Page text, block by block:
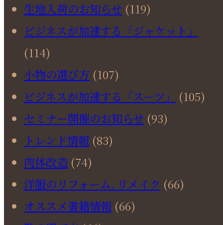
生地入荷のお知らせ (119)
ビジネスが加速する「ジャケット」
(114)
小物の選び方 (107)
ビジネスが加速する「スーツ」
(105)
セミナー開催のお知らせ (93)
トレンド情報 (83)
肉体改造 (74)
洋服のリフォーム､リメイク (66)
オススメ書籍情報 (66)